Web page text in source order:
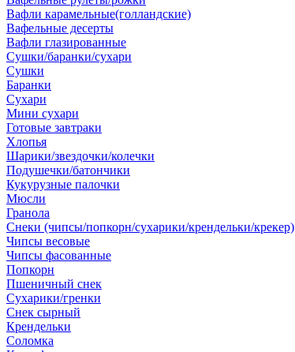
Вафли карамельные(голландские)
Вафельные десерты
Вафли глазированные
Сушки/баранки/сухари
Сушки
Баранки
Сухари
Мини сухари
Готовые завтраки
Хлопья
Шарики/звездочки/колечки
Подушечки/батончики
Кукурузные палочки
Мюсли
Гранола
Снеки (чипсы/попкорн/сухарики/крендельки/крекер)
Чипсы весовые
Чипсы фасованные
Попкорн
Пшеничный снек
Сухарики/гренки
Снек сырный
Крендельки
Соломка